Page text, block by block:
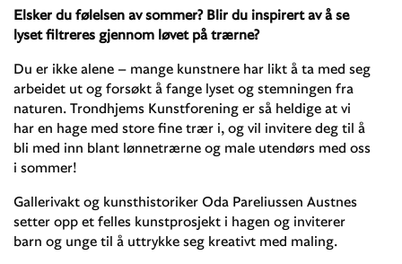
Elsker du følelsen av sommer? Blir du inspirert av å se
lyset filtreres gjennom løvet på trærne?
Du er ikke alene – mange kunstnere har likt å ta med seg
arbeidet ut og forsøkt å fange lyset og stemningen fra
naturen. Trondhjems Kunstforening er så heldige at vi
har en hage med store fine trær i, og vil invitere deg til å
bli med inn blant lønnetrærne og male utendørs med oss
i sommer!
Gallerivakt og kunsthistoriker Oda Pareliussen Austnes
setter opp et felles kunstprosjekt i hagen og inviterer
barn og unge til å uttrykke seg kreativt med maling.